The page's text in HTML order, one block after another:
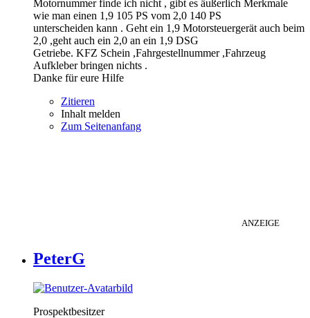
Motornummer finde ich nicht , gibt es äußerlich Merkmale
wie man einen 1,9 105 PS vom 2,0 140 PS
unterscheiden kann . Geht ein 1,9 Motorsteuergerät auch beim
2,0 ,geht auch ein 2,0 an ein 1,9 DSG
Getriebe. KFZ Schein ,Fahrgestellnummer ,Fahrzeug
Aufkleber bringen nichts .
Danke für eure Hilfe
Zitieren
Inhalt melden
Zum Seitenanfang
ANZEIGE
PeterG
Prospektbesitzer